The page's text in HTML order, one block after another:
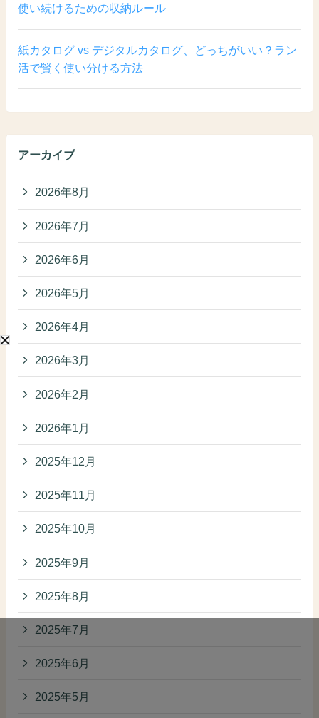
使い続けるための収納ルール
紙カタログ vs デジタルカタログ、どっちがいい？ラン
活で賢く使い分ける方法
アーカイブ
2026年8月
2026年7月
2026年6月
2026年5月
2026年4月
2026年3月
2026年2月
2026年1月
2025年12月
2025年11月
2025年10月
2025年9月
2025年8月
2025年7月
2025年6月
2025年5月